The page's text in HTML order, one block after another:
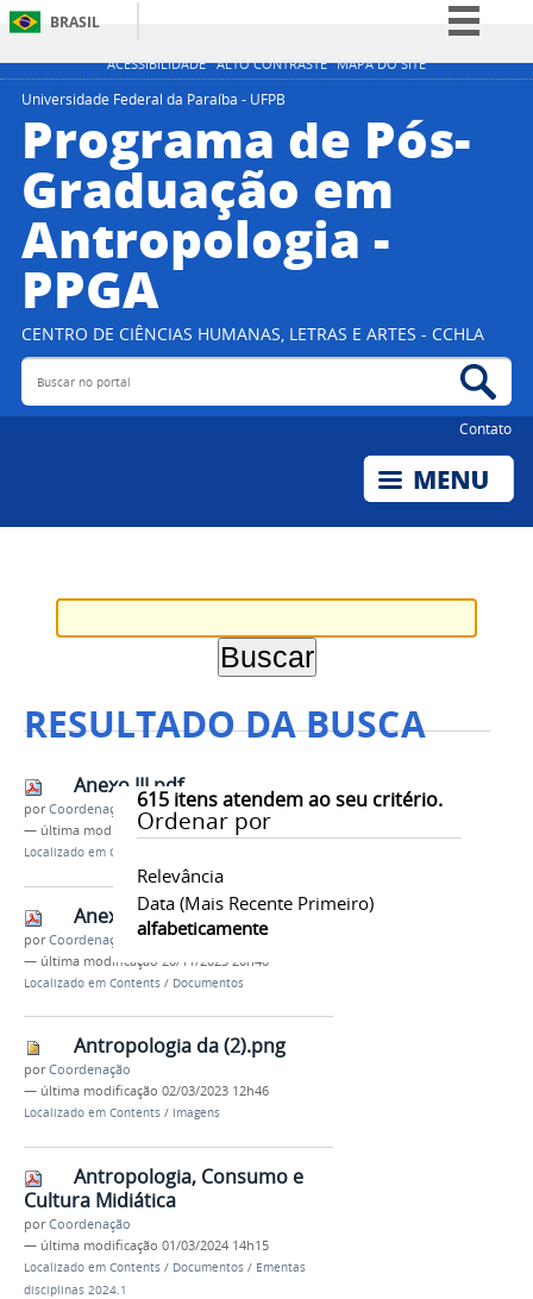
ACESSIBILIDADE ALTO CONTRASTE MAPA DO SITE
BRASIL
Simplifique!
Participe
Legislação
Canais
Universidade Federal da Paraíba - UFPB
Programa de Pós-
Graduação em
Antropologia -
PPGA
CENTRO DE CIÊNCIAS HUMANAS, LETRAS E ARTES - CCHLA
Buscar no portal
Contato
RESULTADO DA BUSCA
615itens atendem ao seu critério.
Ordenar por
Relevância
Data (mais Recente Primeiro)
alfabeticamente
Anexo III.pdf
porCoordenação
— última modificação20/11/2023 20h40
Localizado em Contents
Anexo IV.pdf
porCoordenação
— última modificação 20/11/2023 20h40
Localizado em Contents / Documentos
Antropologia da (2).png
porCoordenação
— última modificação 02/03/2023 12h46
Localizado em Contents / Imagens
Antropologia, Consumo e
Cultura Midiática
porCoordenação
— última modificação 01/03/2024 14h15
Localizado em Contents / Documentos / Ementas
disciplinas 2024.1